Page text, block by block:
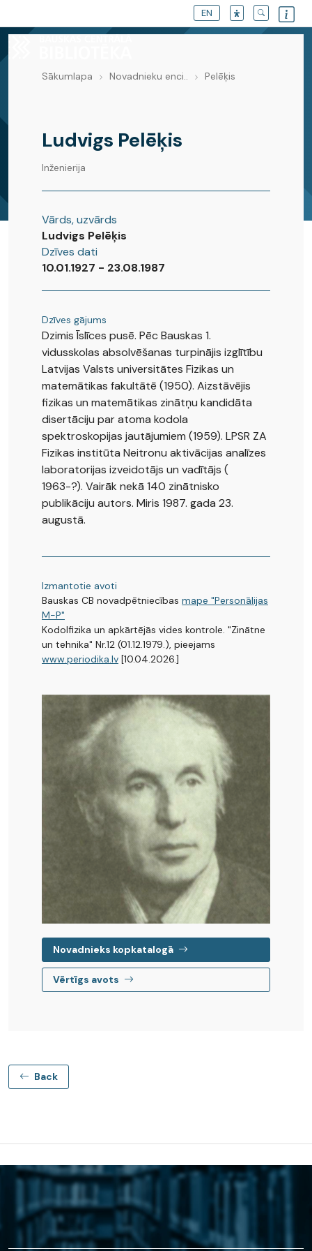
EN
Novadnieku enciklopēdija
Sākumlapa Novadnieku enci.. Pelēķis
Ludvigs Pelēķis
Inženierija
Vārds, uzvārds
Ludvigs Pelēķis
Dzīves dati
10.01.1927 - 23.08.1987
Dzīves gājums
Dzimis Īslīces pusē. Pēc Bauskas 1.
vidusskolas absolvēšanas turpinājis izglītību
Latvijas Valsts universitātes Fizikas un
matemātikas fakultātē (1950). Aizstāvējis
fizikas un matemātikas zinātņu kandidāta
disertāciju par atoma kodola
spektroskopijas jautājumiem (1959). LPSR ZA
Fizikas institūta Neitronu aktivācijas analīzes
laboratorijas izveidotājs un vadītājs (
1963-?). Vairāk nekā 140 zinātnisko
publikāciju autors. Miris 1987. gada 23.
augustā.
Izmantotie avoti
Bauskas CB novadpētniecības mape "Personālijas
M-P"
Kodolfizika un apkārtējās vides kontrole. "Zinātne
un tehnika" Nr.12 (01.12.1979.), pieejams
www.periodika.lv [10.04.2026.]
Novadnieks kopkatalogā
Vērtīgs avots
Back